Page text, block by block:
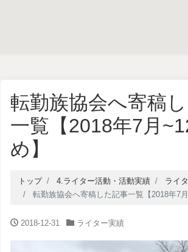
転勤族協会へ寄稿
一覧【2018年7月
め】
トップ 4.ライター活動・活動実績
ライ
転勤族協会へ寄稿した記事一覧【2018年7月
2018-12-31 ライター実績